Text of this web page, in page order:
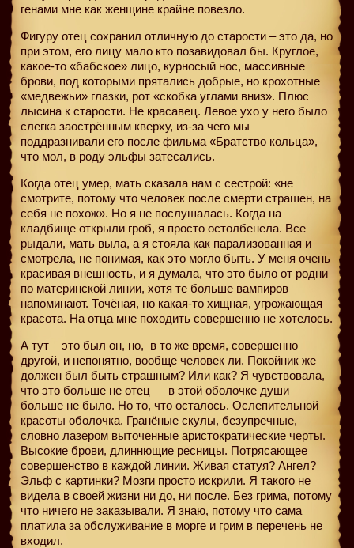
генами мне как женщине крайне повезло.
Фигуру отец сохранил отличную до старости – это да, но
при этом, его лицу мало кто позавидовал бы. Круглое,
какое-то «бабское» лицо, курносый нос, массивные
брови, под которыми прятались добрые, но крохотные
«медвежьи» глазки, рот «скобка углами вниз». Плюс
лысина к старости. Не красавец. Левое ухо у него было
слегка заострённым кверху, из-за чего мы
поддразнивали его после фильма «Братство кольца»,
что мол, в роду эльфы затесались.
Когда отец умер, мать сказала нам с сестрой: «не
смотрите, потому что человек после смерти страшен, на
себя не похож». Но я не послушалась. Когда на
кладбище открыли гроб, я просто остолбенела. Все
рыдали, мать выла, а я стояла как парализованная и
смотрела, не понимая, как это могло быть. У меня очень
красивая внешность, и я думала, что это было от родни
по материнской линии, хотя те больше вампиров
напоминают. Точёная, но какая-то хищная, угрожающая
красота. На отца мне походить совершенно не хотелось.
А тут – это был он, но, в то же время, совершенно
другой, и непонятно, вообще человек ли. Покойник же
должен был быть страшным? Или как? Я чувствовала,
что это больше не отец — в этой оболочке души
больше не было. Но то, что осталось. Ослепительной
красоты оболочка. Гранёные скулы, безупречные,
словно лазером выточенные аристократические черты.
Высокие брови, длиннющие ресницы. Потрясающее
совершенство в каждой линии. Живая статуя? Ангел?
Эльф с картинки? Мозги просто искрили. Я такого не
видела в своей жизни ни до, ни после. Без грима, потому
что ничего не заказывали. Я знаю, потому что сама
платила за обслуживание в морге и грим в перечень не
входил.